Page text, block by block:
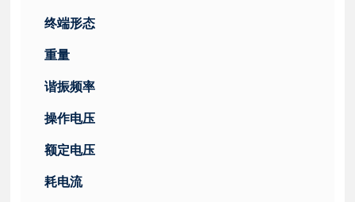
终端形态
重量
谐振频率
操作电压
额定电压
耗电流